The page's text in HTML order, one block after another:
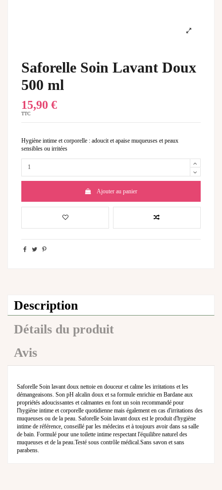
Saforelle Soin Lavant Doux
500 ml
15,90 €
TTC
Hygiène intime et corporelle : adoucit et apaise muqueuses et peaux
sensibles ou irritées
Ajouter au panier
Description
Détails du produit
Avis
Saforelle Soin lavant doux nettoie en douceur et calme les irritations et les
démangeaisons. Son pH alcalin doux et sa formule enrichie en Bardane aux
propriétés adoucissantes et calmantes en font un soin recommandé pour
l'hygiène intime et corporelle quotidienne mais également en cas d'irritations des
muqueuses ou de la peau. Saforelle Soin lavant doux est le produit d'hygiène
intime de référence, conseillé par les médecins et à toujours avoir dans sa salle
de bain. Formulé pour une toilette intime respectant l'équilibre naturel des
muqueuses et de la peau.Testé sous contrôle médical.Sans savon et sans
parabens.